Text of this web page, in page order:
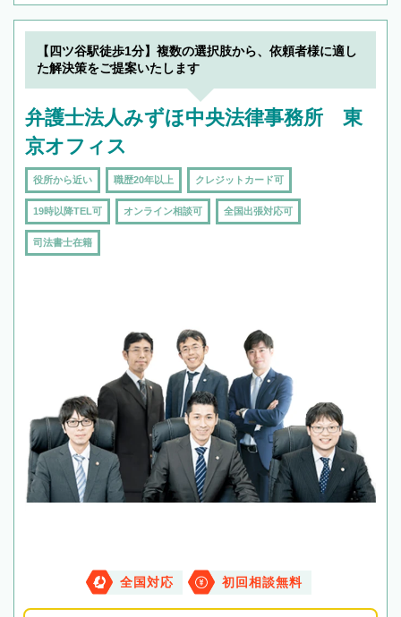
【四ツ谷駅徒歩1分】複数の選択肢から、依頼者様に適し
た解決策をご提案いたします
弁護士法人みずほ中央法律事務所 東
京オフィス
役所から近い 職歴20年以上 クレジットカード可
19時以降TEL可 オンライン相談可 全国出張対応可
司法書士在籍
全国対応 初回相談無料